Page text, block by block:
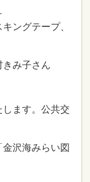
グテープ、
み子さん
ます。公共交
海みらい図